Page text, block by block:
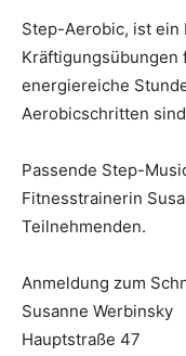
Step-Aerobic, ist
Kräftigungsübungen
energiereiche
Aerobicschritten
Passende Step-
Fitnesstrainerin
Teilnehmenden.
Anmeldung zum
Susanne Werbinsky
Hauptstraße 47